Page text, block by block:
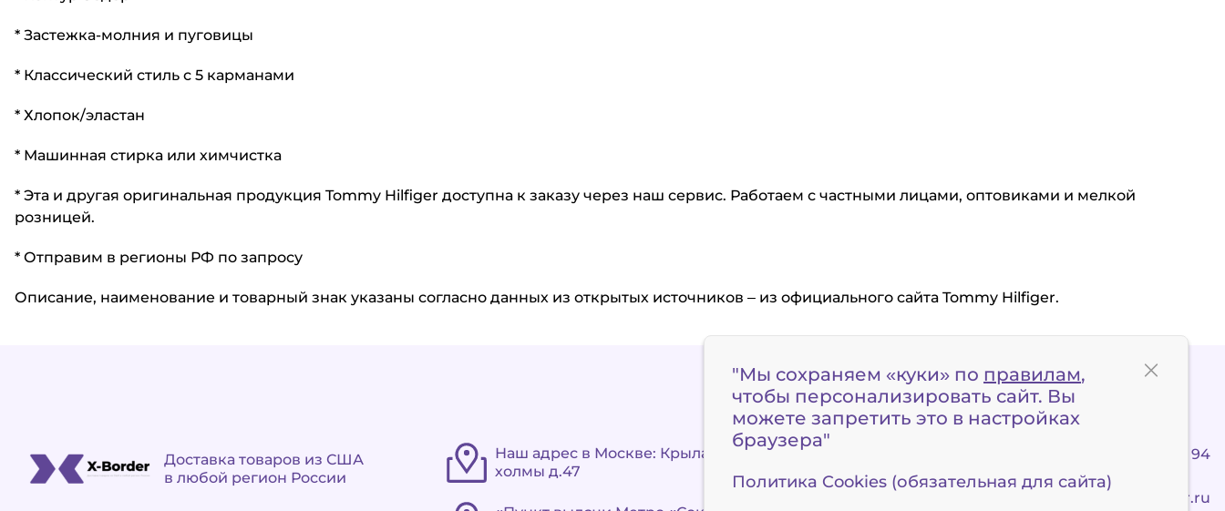
* Застежка-молния и пуговицы
* Классический стиль с 5 карманами
* Хлопок/эластан
* Машинная стирка или химчистка
* Эта и другая оригинальная продукция Tommy Hilfiger доступна к заказу через наш сервис. Работаем с частными лицами, оптовиками и мелкой
розницей.
* Отправим в регионы РФ по запросу
Описание, наименование и товарный знак указаны согласно данных из открытых источников – из официального сайта Tommy Hilfiger.
Доставка товаров из США
в любой регион России
Наш адрес в Москве: Крылатские
холмы д.47
+7 495 120 90 94
client@x-border.ru
"Мы сохраняем «куки» по правилам,
чтобы персонализировать сайт. Вы
можете запретить это в настройках
браузера"
Политика Cookies (обязательная для сайта)